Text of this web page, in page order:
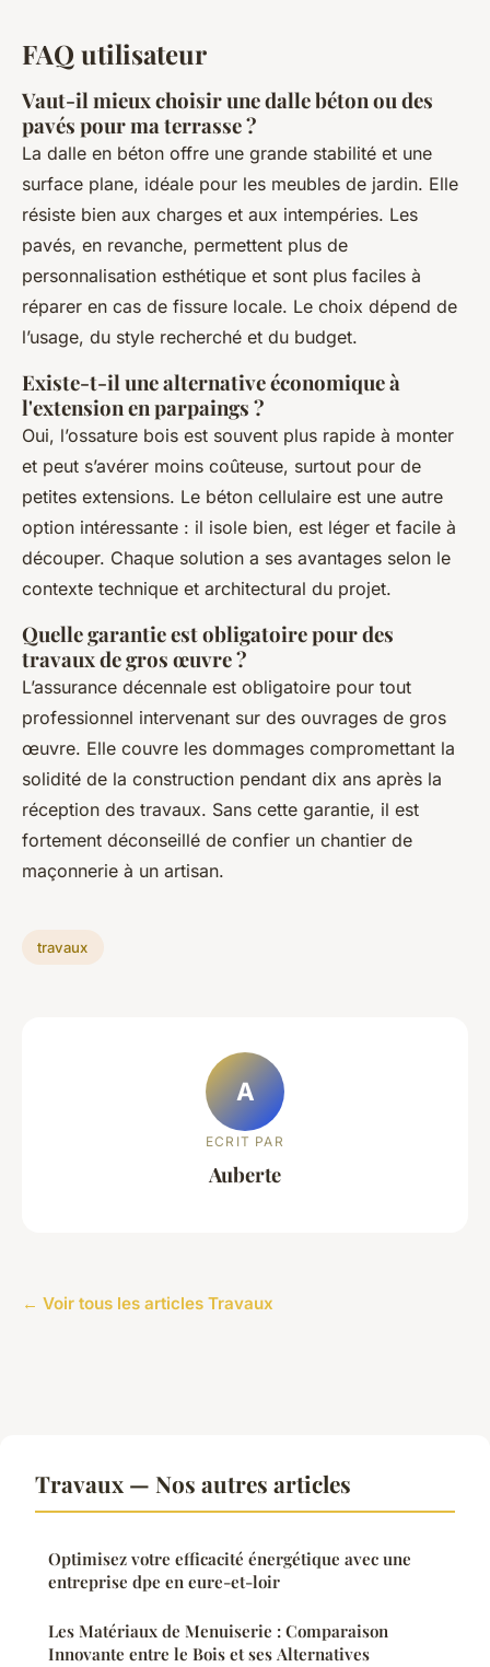
FAQ utilisateur
Vaut-il mieux choisir une dalle béton ou des
pavés pour ma terrasse ?
La dalle en béton offre une grande stabilité et une
surface plane, idéale pour les meubles de jardin. Elle
résiste bien aux charges et aux intempéries. Les
pavés, en revanche, permettent plus de
personnalisation esthétique et sont plus faciles à
réparer en cas de fissure locale. Le choix dépend de
l’usage, du style recherché et du budget.
Existe-t-il une alternative économique à
l'extension en parpaings ?
Oui, l’ossature bois est souvent plus rapide à monter
et peut s’avérer moins coûteuse, surtout pour de
petites extensions. Le béton cellulaire est une autre
option intéressante : il isole bien, est léger et facile à
découper. Chaque solution a ses avantages selon le
contexte technique et architectural du projet.
Quelle garantie est obligatoire pour des
travaux de gros œuvre ?
L’assurance décennale est obligatoire pour tout
professionnel intervenant sur des ouvrages de gros
œuvre. Elle couvre les dommages compromettant la
solidité de la construction pendant dix ans après la
réception des travaux. Sans cette garantie, il est
fortement déconseillé de confier un chantier de
maçonnerie à un artisan.
travaux
A
ECRIT PAR
Auberte
← Voir tous les articles Travaux
Travaux — Nos autres articles
Optimisez votre efficacité énergétique avec une
entreprise dpe en eure-et-loir
Les Matériaux de Menuiserie : Comparaison
Innovante entre le Bois et ses Alternatives